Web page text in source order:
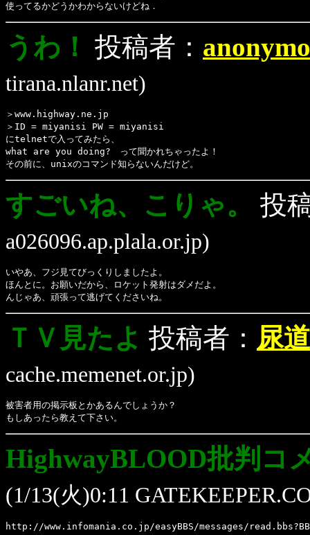
使ってるかどうかわからないけどね．
うわ！ 投稿者：
tirana.nlanr.net)
＞www.highway.ne.jp
＞ID = miyanisi PW = miyanisi
にtelnetで入ってみたら、
what are you doing?　って聞かれちゃったよ！
その前に、unixのコマンド知らないんだけど。
すごいね、こりゃ。 投
a026096.ap.plala.or.jp)
いやあ、フジ見てびっくりしましたよ。
ほんとに。お願いだから、ロケット発射はダメだよ。
んじゃあ、頑張って逃げてくださいね。
ＴＶ見たよ 投稿者： 尿
cache.memenet.or.jp)
被害者用の掲示板とかあるんでしょうか？
もしあったら教えて下さい。
HighwayBLOOD批判コ
(1/13(火)0:11
http://www.infomania.co.jp/easyBBS/messages/